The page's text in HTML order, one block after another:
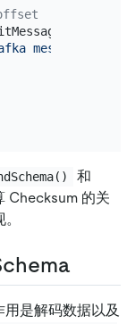
message
和
Checksum 的关
是解码数据以及